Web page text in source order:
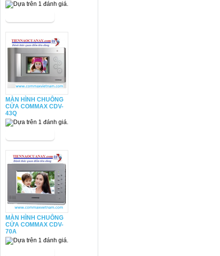
MÀN HÌNH CHUÔNG
CỬA COMMAX CDV-
43Q
MÀN HÌNH CHUÔNG
CỬA COMMAX CDV-
70A